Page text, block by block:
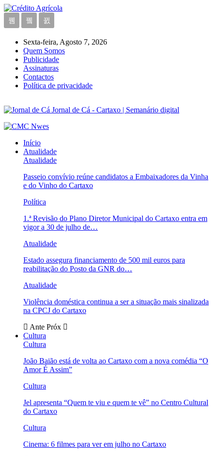
Sexta-feira, Agosto 7, 2026
Quem Somos
Publicidade
Assinaturas
Contactos
Política de privacidade
Jornal de Cá - Cartaxo | Semanário digital
Início
Atualidade
Atualidade
Passeio convívio reúne candidatos a Embaixadores da Vinha
e do Vinho do Cartaxo
Política
1.ª Revisão do Plano Diretor Municipal do Cartaxo entra em
vigor a 30 de julho de…
Atualidade
Estado assegura financiamento de 500 mil euros para
reabilitação do Posto da GNR do…
Atualidade
Violência doméstica continua a ser a situação mais sinalizada
na CPCJ do Cartaxo
Ante Próx
Cultura
Cultura
João Baião está de volta ao Cartaxo com a nova comédia “O
Amor É Assim”
Cultura
Jel apresenta “Quem te viu e quem te vê” no Centro Cultural
do Cartaxo
Cultura
Cinema: 6 filmes para ver em julho no Cartaxo